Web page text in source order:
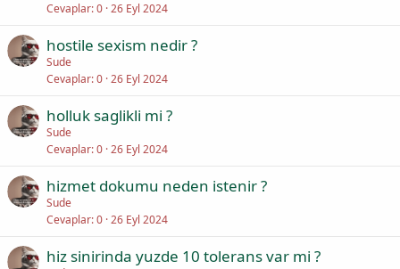
Cevaplar 0 26 Eyl 2024
hostile sexism nedir ?
Sude
Cevaplar 0 26 Eyl 2024
holluk saglikli mi ?
Sude
Cevaplar 0 26 Eyl 2024
hizmet dokumu neden istenir ?
Sude
Cevaplar 0 26 Eyl 2024
hiz sinirinda yuzde 10 tolerans var mi ?